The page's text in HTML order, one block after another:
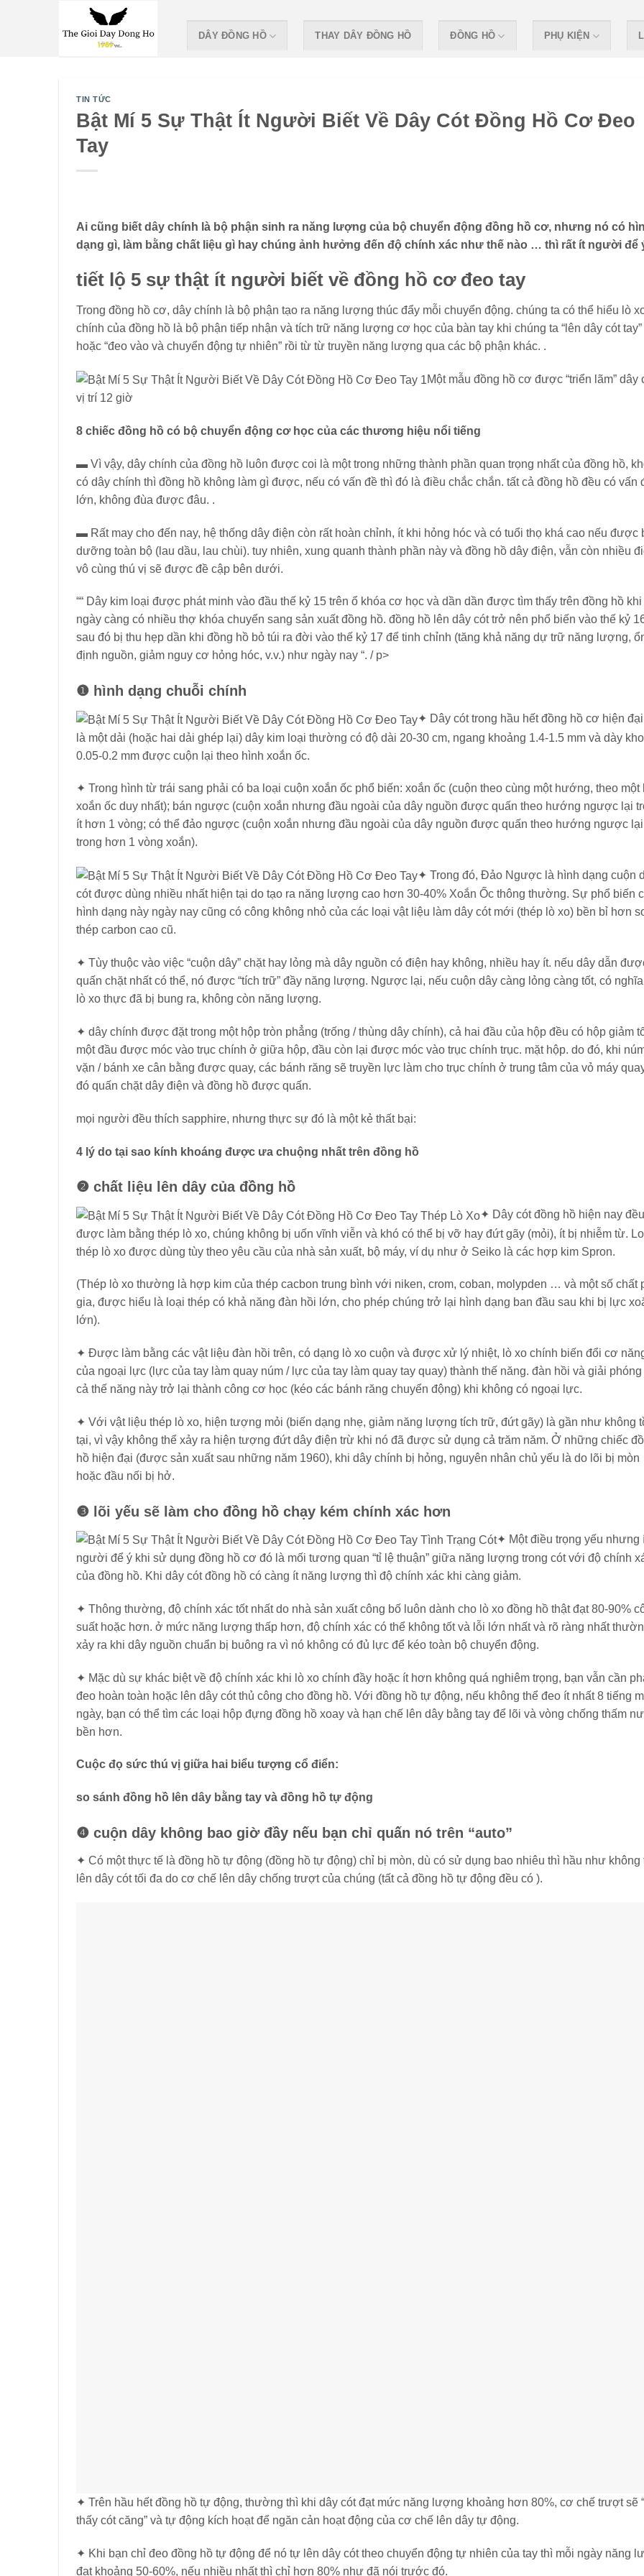
DÂY ĐỒNG HỒ THAY DÂY ĐỒNG HỒ ĐỒNG HỒ PHỤ KIỆN
TIN TỨC
Bật Mí 5 Sự Thật Ít Người Biết Về Dây Cót Đồng Hồ Cơ Đeo
Tay
Ai cũng biết dây chính là bộ phận sinh ra năng lượng của bộ chuyển động đồng hồ cơ, nhưng nó có
dạng gì, làm bằng chất liệu gì hay chúng ảnh hưởng đến độ chính xác như thế nào … thì rất ít người để
tiết lộ 5 sự thật ít người biết về đồng hồ cơ đeo tay
Trong đồng hồ cơ, dây chính là bộ phận tạo ra năng lượng thúc đẩy mỗi chuyển động. chúng ta có thể hiểu lò
chính của đồng hồ là bộ phận tiếp nhận và tích trữ năng lượng cơ học của bàn tay khi chúng ta “lên dây cót tay”
hoặc “đeo vào và chuyển động tự nhiên” rồi từ từ truyền năng lượng qua các bộ phận khác. .
Một mẫu đồng hồ cơ được “triển lãm” dây
vị trí 12 giờ
8 chiếc đồng hồ có bộ chuyển động cơ học của các thương hiệu nổi tiếng
▬ Vì vậy, dây chính của đồng hồ luôn được coi là một trong những thành phần quan trọng nhất của đồng hồ,
có dây chính thì đồng hồ không làm gì được, nếu có vấn đề thì đó là điều chắc chắn. tất cả đồng hồ đều có vấn
lớn, không đùa được đâu. .
▬ Rất may cho đến nay, hệ thống dây điện còn rất hoàn chỉnh, ít khi hỏng hóc và có tuổi thọ khá cao nếu được
dưỡng toàn bộ (lau dầu, lau chùi). tuy nhiên, xung quanh thành phần này và đồng hồ dây điện, vẫn còn nhiều
vô cùng thú vị sẽ được đề cập bên dưới.
““ Dây kim loại được phát minh vào đầu thế kỷ 15 trên ổ khóa cơ học và dần dần được tìm thấy trên đồng hồ khi
ngày càng có nhiều thợ khóa chuyển sang sản xuất đồng hồ. đồng hồ lên dây cót trở nên phổ biến vào thế kỷ
sau đó bị thu hẹp dần khi đồng hồ bỏ túi ra đời vào thế kỷ 17 để tinh chỉnh (tăng khả năng dự trữ năng lượng,
định nguồn, giảm nguy cơ hỏng hóc, v.v.) như ngày nay “. / p>
❶ hình dạng chuỗi chính
✦ Dây cót trong hầu hết đồng hồ cơ hiện
là một dải (hoặc hai dải ghép lại) dây kim loại thường có độ dài 20-30 cm, ngang khoảng 1.4-1.5 mm và dày
0.05-0.2 mm được cuộn lại theo hình xoắn ốc.
✦ Trong hình từ trái sang phải có ba loại cuộn xoắn ốc phổ biến: xoắn ốc (cuộn theo cùng một hướng, theo một
xoắn ốc duy nhất); bán ngược (cuộn xoắn nhưng đầu ngoài của dây nguồn được quấn theo hướng ngược lại
ít hơn 1 vòng; có thể đảo ngược (cuộn xoắn nhưng đầu ngoài của dây nguồn được quấn theo hướng ngược lại
trong hơn 1 vòng xoắn).
✦ Trong đó, Đảo Ngược là hình dạng cuộn
cót được dùng nhiều nhất hiện tại do tạo ra năng lượng cao hơn 30-40% Xoắn Ốc thông thường. Sự phổ biến
hình dạng này ngày nay cũng có công không nhỏ của các loại vật liệu làm dây cót mới (thép lò xo) bền bỉ hơn
thép carbon cao cũ.
✦ Tùy thuộc vào việc “cuộn dây” chặt hay lỏng mà dây nguồn có điện hay không, nhiều hay ít. nếu dây dẫn
quấn chặt nhất có thể, nó được “tích trữ” đầy năng lượng. Ngược lại, nếu cuộn dây càng lỏng càng tốt, có
lò xo thực đã bị bung ra, không còn năng lượng.
✦ dây chính được đặt trong một hộp tròn phẳng (trống / thùng dây chính), cả hai đầu của hộp đều có hộp giảm
một đầu được móc vào trục chính ở giữa hộp, đầu còn lại được móc vào trục chính trục. mặt hộp. do đó, khi
vặn / bánh xe cân bằng được quay, các bánh răng sẽ truyền lực làm cho trục chính ở trung tâm của vỏ máy
đó quấn chặt dây điện và đồng hồ được quấn.
mọi người đều thích sapphire, nhưng thực sự đó là một kẻ thất bại:
4 lý do tại sao kính khoáng được ưa chuộng nhất trên đồng hồ
❷ chất liệu lên dây của đồng hồ
✦ Dây cót đồng hồ hiện nay đều
được làm bằng thép lò xo, chúng không bị uốn vĩnh viễn và khó có thể bị vỡ hay đứt gãy (mỏi), ít bị nhiễm từ.
thép lò xo được dùng tùy theo yêu cầu của nhà sản xuất, bộ máy, ví dụ như ở Seiko là các hợp kim Spron.
(Thép lò xo thường là hợp kim của thép cacbon trung bình với niken, crom, coban, molypden … và một số chất
gia, được hiểu là loại thép có khả năng đàn hồi lớn, cho phép chúng trở lại hình dạng ban đầu sau khi bị lực
lớn).
✦ Được làm bằng các vật liệu đàn hồi trên, có dạng lò xo cuộn và được xử lý nhiệt, lò xo chính biến đổi cơ
của ngoại lực (lực của tay làm quay núm / lực của tay làm quay tay quay) thành thế năng. đàn hồi và giải phóng
cả thế năng này trở lại thành công cơ học (kéo các bánh răng chuyển động) khi không có ngoại lực.
✦ Với vật liệu thép lò xo, hiện tượng mỏi (biến dạng nhẹ, giảm năng lượng tích trữ, đứt gãy) là gần như không
tại, vì vậy không thể xảy ra hiện tượng đứt dây điện trừ khi nó đã được sử dụng cả trăm năm. Ở những chiếc
hồ hiện đại (được sản xuất sau những năm 1960), khi dây chính bị hỏng, nguyên nhân chủ yếu là do lõi bị mòn
hoặc đầu nối bị hở.
❸ lõi yếu sẽ làm cho đồng hồ chạy kém chính xác hơn
✦ Một điều trọng yếu nhưng
người để ý khi sử dụng đồng hồ cơ đó là mối tương quan “tỉ lệ thuận” giữa năng lượng trong cót với độ chính
của đồng hồ. Khi dây cót đồng hồ có càng ít năng lượng thì độ chính xác khi càng giảm.
✦ Thông thường, độ chính xác tốt nhất do nhà sản xuất công bố luôn dành cho lò xo đồng hồ thật đạt 80-90%
suất hoặc hơn. ở mức năng lượng thấp hơn, độ chính xác có thể không tốt và lỗi lớn nhất và rõ ràng nhất
xảy ra khi dây nguồn chuẩn bị buông ra vì nó không có đủ lực để kéo toàn bộ chuyển động.
✦ Mặc dù sự khác biệt về độ chính xác khi lò xo chính đầy hoặc ít hơn không quá nghiêm trọng, bạn vẫn cần
đeo hoàn toàn hoặc lên dây cót thủ công cho đồng hồ. Với đồng hồ tự động, nếu không thể đeo ít nhất 8 tiếng
ngày, bạn có thể tìm các loại hộp đựng đồng hồ xoay và hạn chế lên dây bằng tay để lõi và vòng chống thấm
bền hơn.
Cuộc đọ sức thú vị giữa hai biểu tượng cổ điển:
so sánh đồng hồ lên dây bằng tay và đồng hồ tự động
❹ cuộn dây không bao giờ đầy nếu bạn chỉ quấn nó trên “auto”
✦ Có một thực tế là đồng hồ tự động (đồng hồ tự động) chỉ bị mòn, dù có sử dụng bao nhiêu thì hầu như không
lên dây cót tối đa do cơ chế lên dây chống trượt của chúng (tất cả đồng hồ tự động đều có ).
✦ Trên hầu hết đồng hồ tự động, thường thì khi dây cót đạt mức năng lượng khoảng hơn 80%, cơ chế trượt sẽ
thấy cót căng” và tự động kích hoạt để ngăn cản hoạt động của cơ chế lên dây tự động.
✦ Khi bạn chỉ đeo đồng hồ tự động để nó tự lên dây cót theo chuyển động tự nhiên của tay thì mỗi ngày năng
đạt khoảng 50-60%, nếu nhiều nhất thì chỉ hơn 80% như đã nói trước đó.